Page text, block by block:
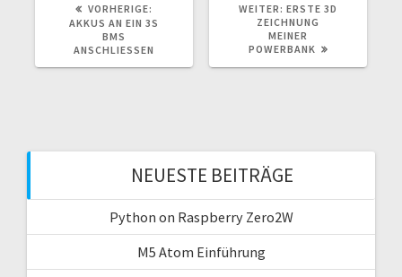
VORHERIGE:
BEITRAG:
AKKUS AN EIN 3S
BMS
ANSCHLIESSEN
WEITER: NÄCHSTER
BEITRAG:
ERSTE 3D
ZEICHNUNG
MEINER
POWERBANK
NEUESTE BEITRÄGE
Python on Raspberry Zero2W
M5 Atom Einführung